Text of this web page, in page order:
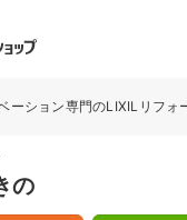
ーション専門のLIXILリフォ
の